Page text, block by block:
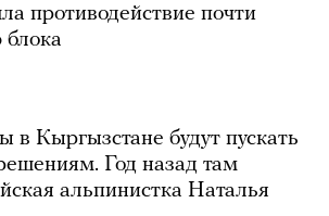
противодействие почти
в Кыргызстане будут пускать
Год назад там
альпинистка Наталья